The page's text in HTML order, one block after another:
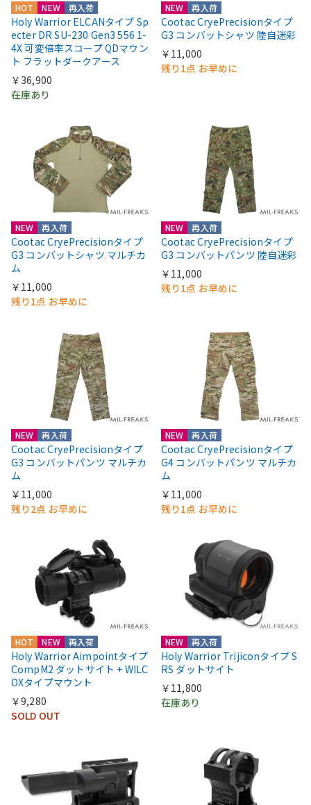
HOT NEW 再入荷
Holy Warrior ELCANタイプ Sp
ecter DR SU-230 Gen3 556 1-
4X 可変倍率スコープ QDマウン
ト フラットダークアース
￥36,900
在庫あり
NEW 再入荷
Cootac CryePrecisionタイプ
G3 コンバットシャツ 陸自迷彩
￥11,000
残り1点 お早めに
NEW 再入荷
Cootac CryePrecisionタイプ
G3 コンバットシャツ マルチカ
ム
￥11,000
残り1点 お早めに
NEW 再入荷
Cootac CryePrecisionタイプ
G3 コンバットパンツ 陸自迷彩
￥11,000
残り1点 お早めに
NEW 再入荷
Cootac CryePrecisionタイプ
G3 コンバットパンツ マルチカ
ム
￥11,000
残り2点 お早めに
NEW 再入荷
Cootac CryePrecisionタイプ
G4 コンバットパンツ マルチカ
ム
￥11,000
残り1点 お早めに
HOT NEW 再入荷
Holy Warrior Aimpointタイプ
CompM2 ダットサイト + WILC
OXタイプマウント
￥9,280
SOLD OUT
NEW 再入荷
Holy Warrior Trijiconタイプ S
RS ダットサイト
￥11,800
在庫あり